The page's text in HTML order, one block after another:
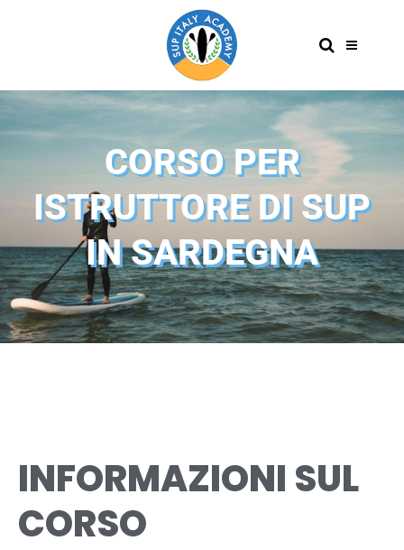
CORSO PER
ISTRUTTORE DI SUP
IN SARDEGNA
INFORMAZIONI SUL
CORSO